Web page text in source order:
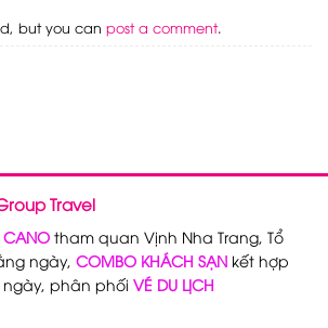
but you can post a comment.
Travel
CANO tham quan Vịnh Nha Trang, Tổ
ngày, COMBO KHÁCH SẠN kết hợp
ngày, phân phối VÉ DU LỊCH